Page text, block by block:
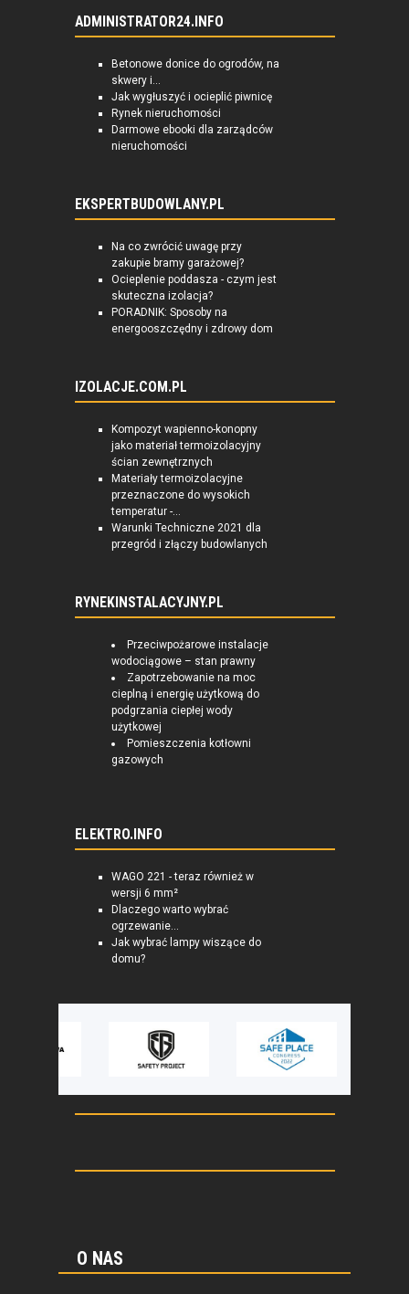
ADMINISTRATOR24.INFO
Betonowe donice do ogrodów, na
skwery i...
Jak wygłuszyć i ocieplić piwnicę
Rynek nieruchomości
Darmowe ebooki dla zarządców
nieruchomości
EKSPERTBUDOWLANY.PL
Na co zwrócić uwagę przy
zakupie bramy garażowej?
Ocieplenie poddasza - czym jest
skuteczna izolacja?
PORADNIK: Sposoby na
energooszczędny i zdrowy dom
IZOLACJE.COM.PL
Kompozyt wapienno-konopny
jako materiał termoizolacyjny
ścian zewnętrznych
Materiały termoizolacyjne
przeznaczone do wysokich
temperatur -...
Warunki Techniczne 2021 dla
przegród i złączy budowlanych
RYNEKINSTALACYJNY.PL
Przeciwpożarowe instalacje
wodociągowe – stan prawny
Zapotrzebowanie na moc
cieplną i energię użytkową do
podgrzania ciepłej wody
użytkowej
Pomieszczenia kotłowni
gazowych
ELEKTRO.INFO
WAGO 221 - teraz również w
wersji 6 mm²
Dlaczego warto wybrać
ogrzewanie...
Jak wybrać lampy wiszące do
domu?
O NAS